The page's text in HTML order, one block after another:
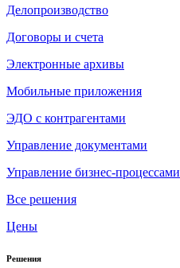
Делопроизводство
Договоры и счета
Электронные архивы
Мобильные приложения
ЭДО с контрагентами
Управление документами
Управление бизнес-процессами
Все решения
Цены
Решения